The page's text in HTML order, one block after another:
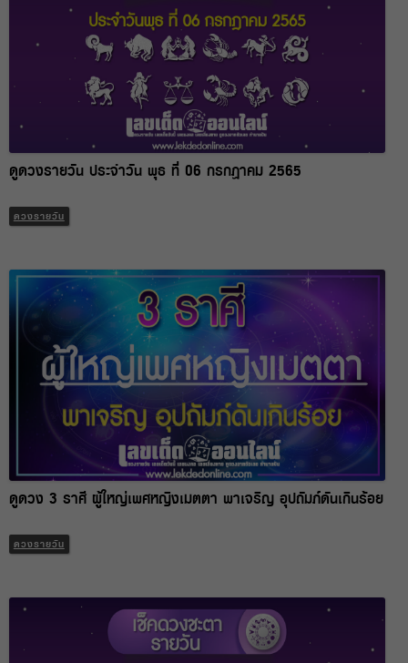
ดูดวงรายวัน ประจำวัน พุธ ที่ 06 กรกฎาคม 2565
ดวงรายวัน
ดูดวง 3 ราศี ผู้ใหญ่เพศหญิงเมตตา พาเจริญ อุปถัมภ์ดันเกินร้อย
ดวงรายวัน